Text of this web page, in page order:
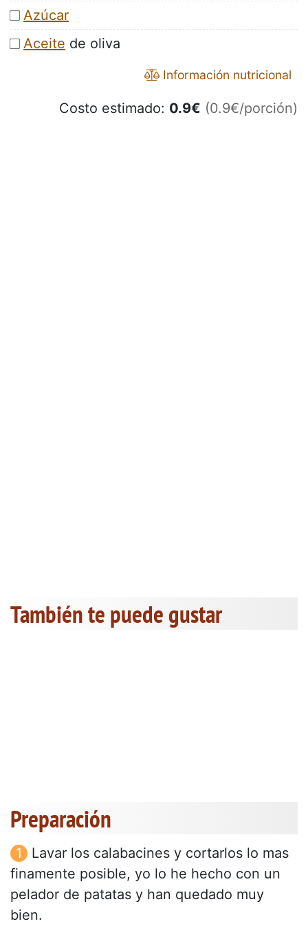
Azúcar
Aceite de oliva
Información nutricional
Costo estimado: 0.9€ (0.9€/porción)
También te puede gustar
Preparación
Lavar los calabacines y cortarlos lo mas
finamente posible, yo lo he hecho con un
pelador de patatas y han quedado muy
bien.